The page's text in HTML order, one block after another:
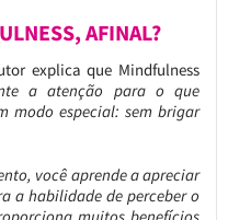
AFINAL?
explica que Mindfulness
a atenção para o que
modo especial: sem brigar
você aprende a apreciar
a habilidade de perceber o